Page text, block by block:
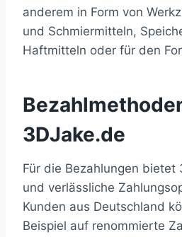
anderem in Form von
und Schmiermitteln,
Haftmitteln oder für den
3DJake.de
Für die Bezahlungen bietet
und verlässliche
Kunden aus Deutschland
Beispiel auf renommierte